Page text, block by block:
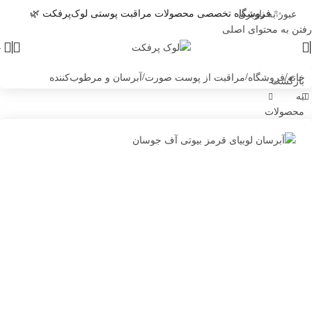
عبور به ناوبری
رفتن به محتوای اصلی
✨ فروشگاه تخصصی محصولات مراقبت پوستی لوک‌پرفکت 🌿
خانه/فروشگاه/مراقبت از پوست صورت/آبرسان و مرطوب‌کننده
بازگشت
به
محصولات